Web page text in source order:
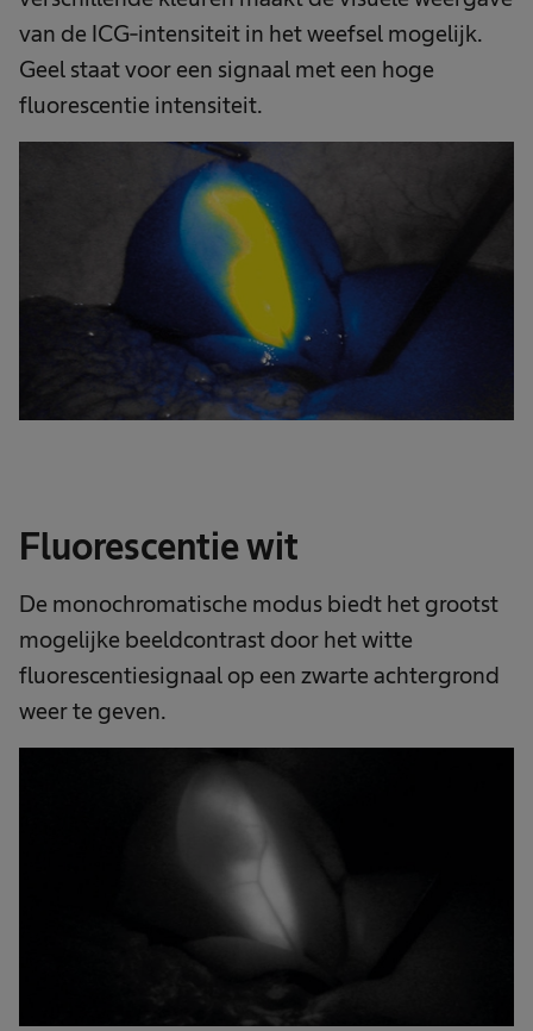
van de ICG-intensiteit in het weefsel mogelijk.
Geel staat voor een signaal met een hoge
fluorescentie intensiteit.
Fluorescentie wit
De monochromatische modus biedt het grootst
mogelijke beeldcontrast door het witte
fluorescentiesignaal op een zwarte achtergrond
weer te geven.